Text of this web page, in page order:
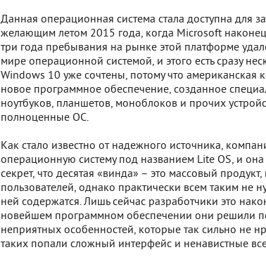
Данная операционная система стала доступна для
желающим летом 2015 года, когда Microsoft
три года пребывания на рынке этой платформе
мире операционной системой, и этого есть сразу
Windows 10 уже сочтены, потому что американская
новое программное обеспечение, созданное
ноутбуков, планшетов, моноблоков и прочих
полноценные ОС.
Как стало известно от надежного источника,
операционную систему под названием Lite OS, и
секрет, что десятая «винда» – это массовый
пользователей, однако практически всем таким не
ней содержатся. Лишь сейчас разработчики это
новейшем программном обеспечении они решили
неприятных особенностей, которые так сильно не
таких попали сложный интерфейс и ненавистные